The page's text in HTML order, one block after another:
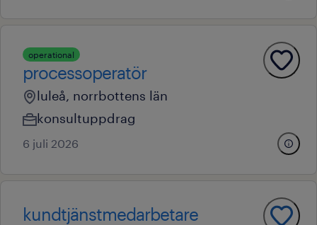
operational
processoperatör
luleå, norrbottens län
konsultuppdrag
6 juli 2026
kundtjänstmedarbetare